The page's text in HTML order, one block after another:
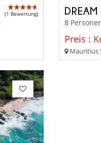
(1 Bewertung)
8
Preis :
Mauritius